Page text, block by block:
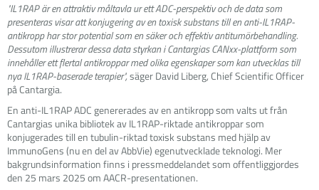
"IL1RAP är en attraktiv måltavla ur ett ADC-perspektiv och de data som
presenteras visar att konjugering av en toxisk substans till en anti-IL1RAP-
antikropp har stor potential som en säker och effektiv antitumörbehandling.
Dessutom illustrerar dessa data styrkan i Cantargias CANxx-plattform som
innehåller ett flertal antikroppar med olika egenskaper som kan utvecklas till
nya IL1RAP-baserade terapier",säger David Liberg, Chief Scientific Officer
på Cantargia.
En anti-IL1RAP ADC genererades av en antikropp som valts ut från
Cantargias unika bibliotek av IL1RAP-riktade antikroppar som
konjugerades till en tubulin-riktad toxisk substans med hjälp av
ImmunoGens (nu en del av AbbVie) egenutvecklade teknologi. Mer
bakgrundsinformation finns i pressmeddelandet som offentliggjordes
den 25 mars 2025 om AACR-presentationen.